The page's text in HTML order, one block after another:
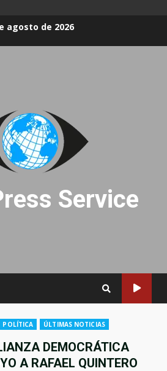
agosto de 2026
Service
POLÍTICA ÚLTIMAS NOTICIAS
DEMOCRÁTICA
A RAFAEL QUINTERO